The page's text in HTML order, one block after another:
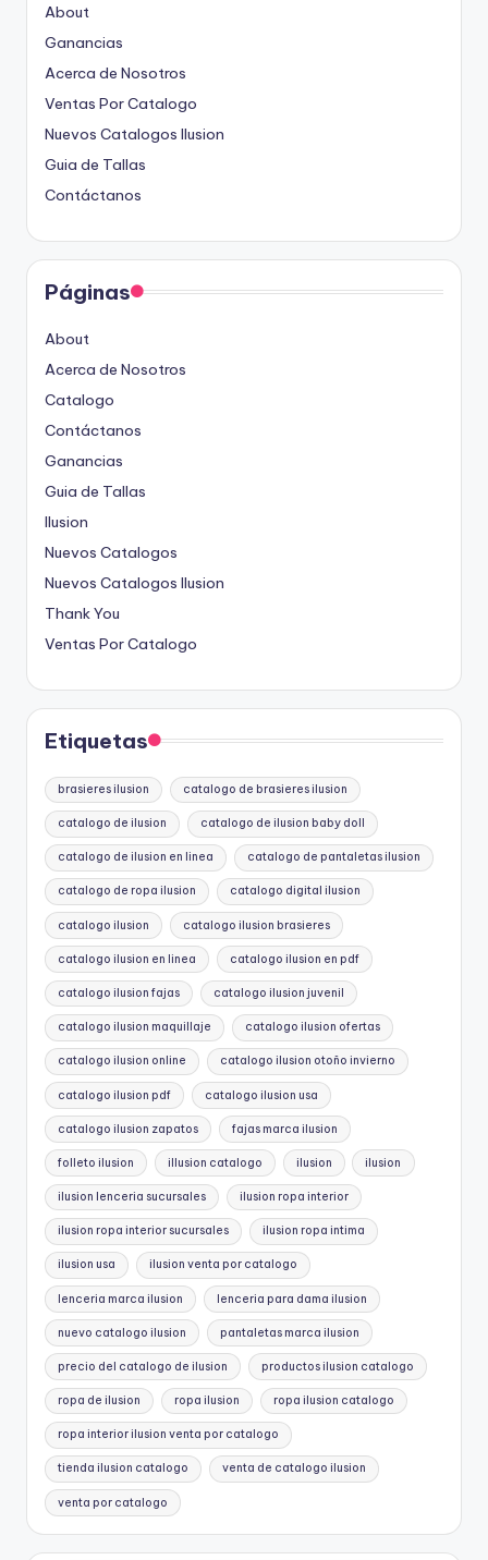
About
Ganancias
Acerca de Nosotros
Ventas Por Catalogo
Nuevos Catalogos Ilusion
Guia de Tallas
Contáctanos
Páginas
About
Acerca de Nosotros
Catalogo
Contáctanos
Ganancias
Guia de Tallas
Ilusion
Nuevos Catalogos
Nuevos Catalogos Ilusion
Thank You
Ventas Por Catalogo
Etiquetas
brasieres ilusion catalogo de brasieres ilusion
catalogo de ilusion catalogo de ilusion baby doll
catalogo de ilusion en linea catalogo de pantaletas ilusion
catalogo de ropa ilusion catalogo digital ilusion
catalogo ilusion catalogo ilusion brasieres
catalogo ilusion en linea catalogo ilusion en pdf
catalogo ilusion fajas catalogo ilusion juvenil
catalogo ilusion maquillaje catalogo ilusion ofertas
catalogo ilusion online catalogo ilusion otoño invierno
catalogo ilusion pdf catalogo ilusion usa
catalogo ilusion zapatos fajas marca ilusion
folleto ilusion illusion catalogo ilusion ilusion
ilusion lenceria sucursales ilusion ropa interior
ilusion ropa interior sucursales ilusion ropa intima
ilusion usa ilusion venta por catalogo
lenceria marca ilusion lenceria para dama ilusion
nuevo catalogo ilusion pantaletas marca ilusion
precio del catalogo de ilusion productos ilusion catalogo
ropa de ilusion ropa ilusion ropa ilusion catalogo
ropa interior ilusion venta por catalogo
tienda ilusion catalogo venta de catalogo ilusion
venta por catalogo